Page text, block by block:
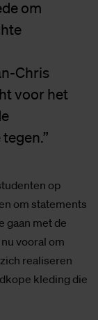
om
Chris
voor het
op
om statements
gaan met de
vooral om
realiseren
kleding die